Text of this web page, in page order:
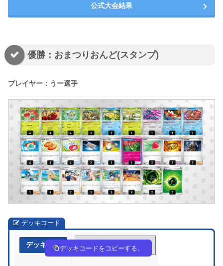
公式大会結果
優勝：おまつりおんど(スタンプ)
プレイヤー：うー選手
デッキコード
デッキ作成 8Gcc84-XBzLO3-YDK48G
デッキコードをコピーする。